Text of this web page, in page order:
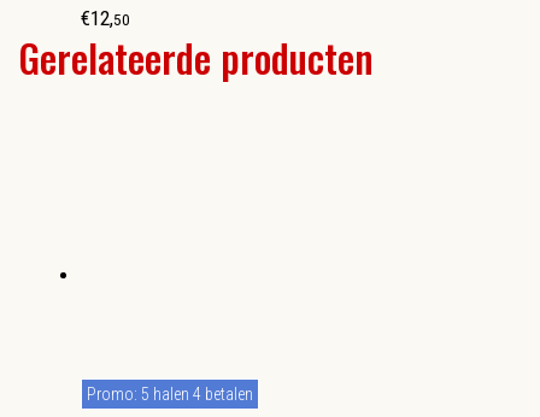
€12,50
Gerelateerde producten
Promo: 5 halen 4 betalen